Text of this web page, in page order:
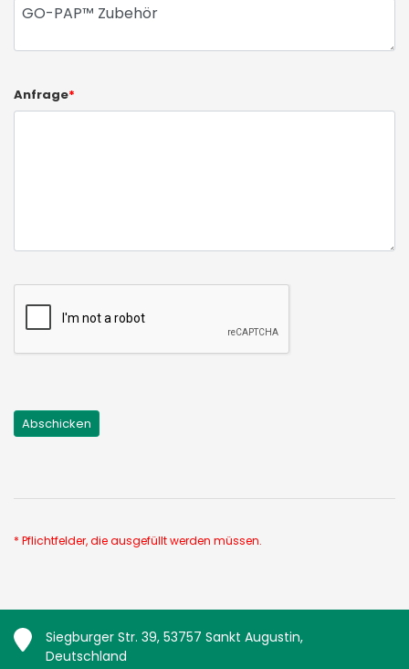
Anfrage*
* Pflichtfelder, die ausgefüllt werden müssen.
Siegburger Str. 39, 53757 Sankt Augustin,
Deutschland